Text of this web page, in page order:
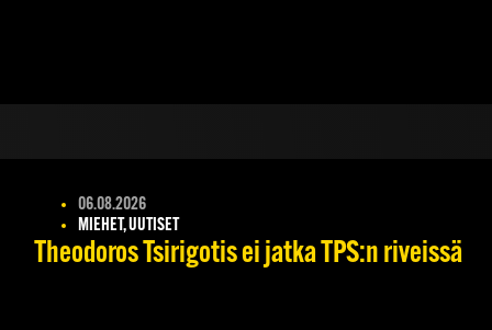
06.08.2026
MIEHET, UUTISET
Theodoros Tsirigotis ei jatka TPS:n riveissä